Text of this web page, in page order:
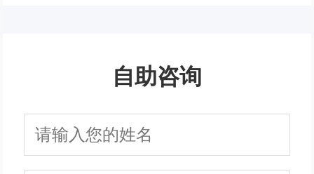
自助咨询